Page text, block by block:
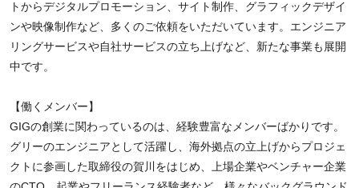
トからデジタルプロモーション、サイト制作、グラフィックデザイ
ンや映像制作など、多くのご依頼をいただいています。エンジニア
リングサービスや自社サービスの立ち上げなど、新たな事業も展開
中です。
【働くメンバー】
GIGの創業に関わっているのは、経験豊富なメンバーばかりです。
グリーのエンジニアとして活躍し、海外拠点の立上げからプロジェ
クトに参画した取締役の賀川をはじめ、上場企業やベンチャー企業